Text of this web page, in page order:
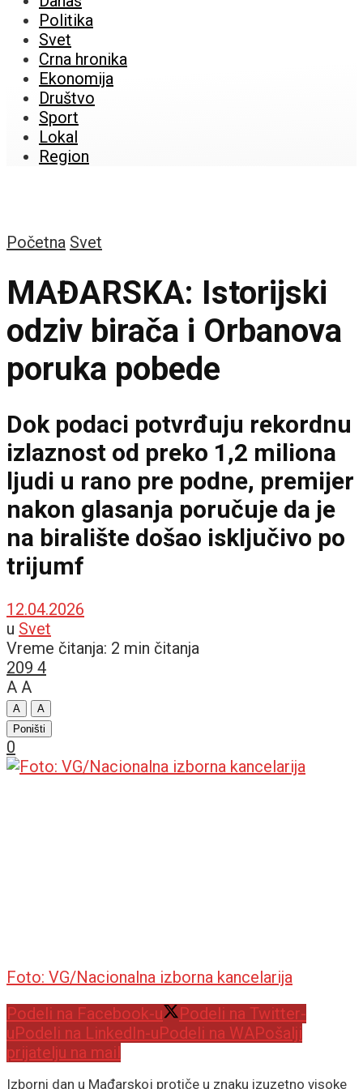
Politika
Svet
Crna hronika
Ekonomija
Društvo
Sport
Lokal
Region
Početna Svet
MAĐARSKA: Istorijski
odziv birača i Orbanova
poruka pobede
Dok podaci potvrđuju rekordnu
izlaznost od preko 1,2 miliona
ljudi u rano pre podne, premijer
nakon glasanja poručuje da je
na biralište došao isključivo po
trijumf
12.04.2026
u Svet
Vreme čitanja: 2 min čitanja
209 4
A A
A
A
Poništi
0
Foto: VG/Nacionalna izborna kancelarija
Podeli na Facebook-u
Podeli na Twitter-
u Podeli na LinkedIn-u Podeli na WAPošalji
prijatelju na mail
Izborni dan u Mađarskoj protiče u znaku izuzetno visoke